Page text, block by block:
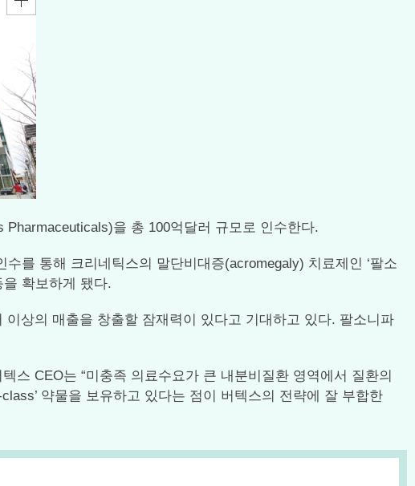
을 총 100억달러 규모로 인수한다.
를 통해 크리네틱스의 말단비대증(acromegaly) 치료제인 ‘팔소
확보하게 됐다.
상의 매출을 창출할 잠재력이 있다고 기대하고 있다. 팔소니파
스 CEO는 “미충족 의료수요가 큰 내분비질환 영역에서 질환의
약물을 보유하고 있다는 점이 버텍스의 전략에 잘 부합한